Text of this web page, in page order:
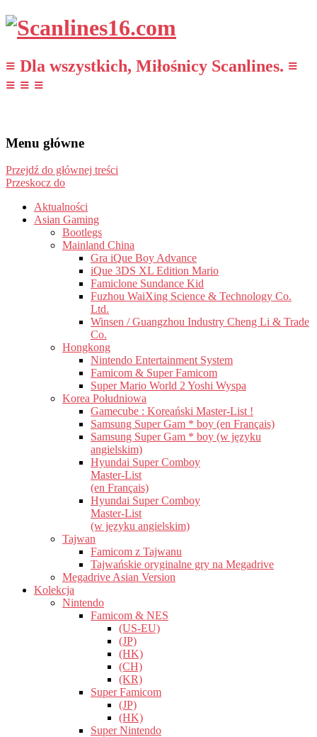
≡ Dla wszystkich, Miłośnicy Scanlines. ≡
≡ ≡ ≡
Menu główne
Przejdź do głównej treści
Przeskocz do
Aktualności
Asian Gaming
Bootlegs
Mainland China
Gra iQue Boy Advance
iQue 3DS XL Edition Mario
Famiclone Sundance Kid
Fuzhou WaiXing Science & Technology Co.
Ltd.
Winsen / Guangzhou Industry Cheng Li & Trade
Co.
Hongkong
Nintendo Entertainment System
Famicom & Super Famicom
Super Mario World 2 Yoshi Wyspa
Korea Południowa
Gamecube : Koreański Master-List !
Samsung Super Gam * boy (en Français)
Samsung Super Gam * boy (w języku
angielskim)
Hyundai Super Comboy
Master-List
(en Français)
Hyundai Super Comboy
Master-List
(w języku angielskim)
Tajwan
Famicom z Tajwanu
Tajwańskie oryginalne gry na Megadrive
Megadrive Asian Version
Kolekcja
Nintendo
Famicom & NES
(US-EU)
(JP)
(HK)
(CH)
(KR)
Super Famicom
(JP)
(HK)
Super Nintendo